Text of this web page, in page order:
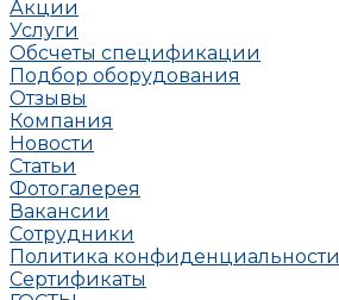
Акции
Услуги
Обсчеты спецификации
Подбор оборудования
Отзывы
Компания
Новости
Статьи
Фотогалерея
Вакансии
Сотрудники
Политика конфиденциальности
Сертификаты